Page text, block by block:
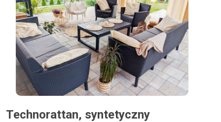
Technorattan, syntetyczny